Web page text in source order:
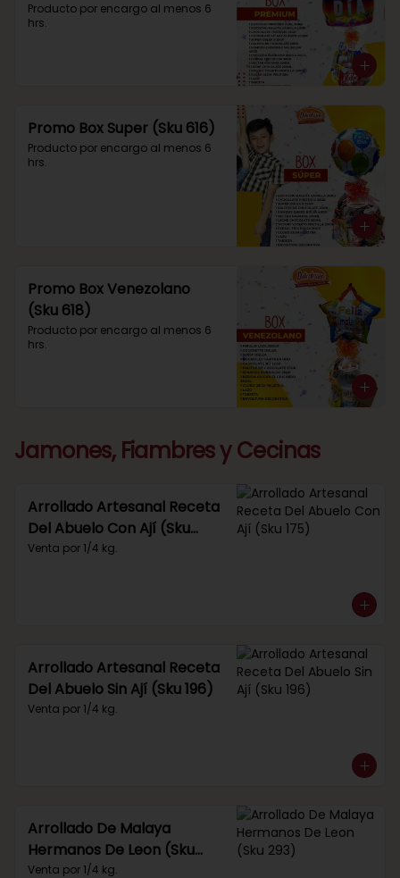
Producto por encargo al menos 6
hrs.
Promo Box Super (Sku 616)
Producto por encargo al menos 6
hrs.
Promo Box Venezolano
(Sku 618)
Producto por encargo al menos 6
hrs.
Jamones, Fiambres y Cecinas
Arrollado Artesanal Receta
Del Abuelo Con Ají (Sku
175)
Venta por 1/4 kg.
Arrollado Artesanal Receta
Del Abuelo Sin Ají (Sku 196)
Venta por 1/4 kg.
Arrollado De Malaya
Hermanos De Leon (Sku
293)
Venta por 1/4 kg.